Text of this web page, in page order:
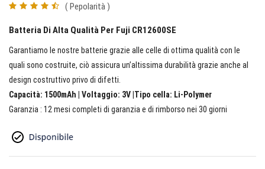
( Pepolarità )
Batteria Di Alta Qualità Per Fuji CR12600SE
Garantiamo le nostre batterie grazie alle celle di ottima qualità con le
quali sono costruite, ciò assicura un’altissima durabilità grazie anche al
design costruttivo privo di difetti.
Capacità: 1500mAh | Voltaggio: 3V |Tipo cella: Li-Polymer
Garanzia : 12 mesi completi di garanzia e di rimborso nei 30 giorni